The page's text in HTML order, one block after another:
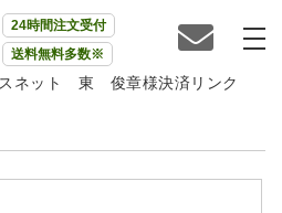
24時間注文受付
送料無料多数※
ネット 東 俊章様決済リンク